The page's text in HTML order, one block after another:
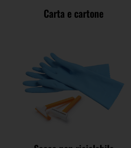
Carta e cartone